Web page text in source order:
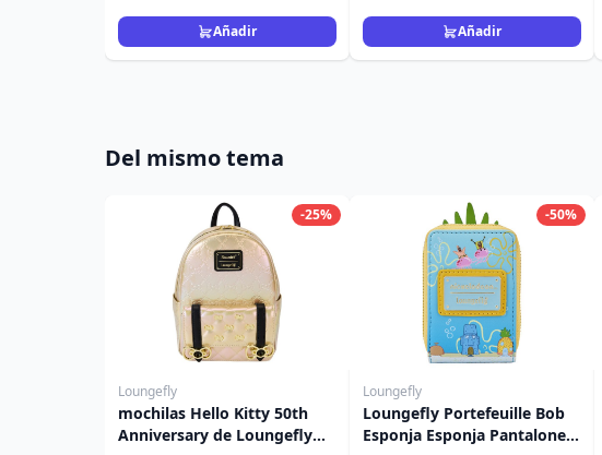
Añadir Añadir
Del mismo tema
-25%
Loungefly
mochilas Hello Kitty 50th
Anniversary de Loungefly
-50%
Loungefly
Loungefly Portefeuille Bob
Esponja Esponja Pantalones